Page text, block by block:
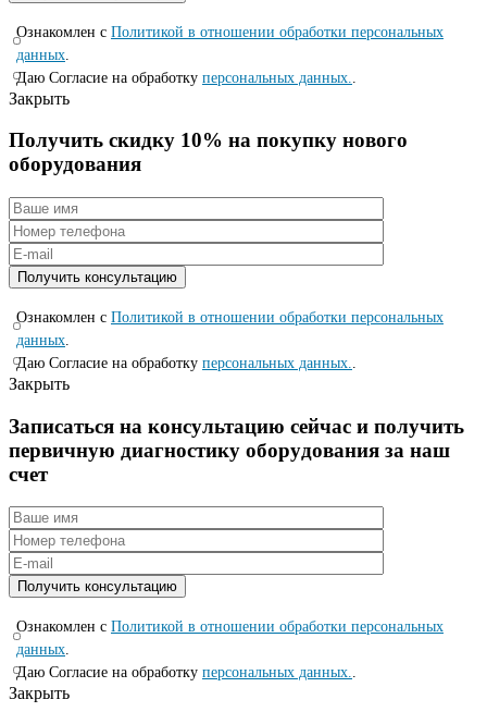
Ознакомлен с Политикой в отношении обработки персональных
данных
Даю Согласие на обработку персональных данных.
Закрыть
Получить скидку 10% на покупку нового
оборудования
Ознакомлен с Политикой в отношении обработки персональных
данных
Даю Согласие на обработку персональных данных.
Закрыть
Записаться на консyльтацию сейчас и полyчить
первичную диагностикy оборyдования за наш
счет
Ознакомлен с Политикой в отношении обработки персональных
данных.
Даю Согласие на обработку персональных данных..
Закрыть